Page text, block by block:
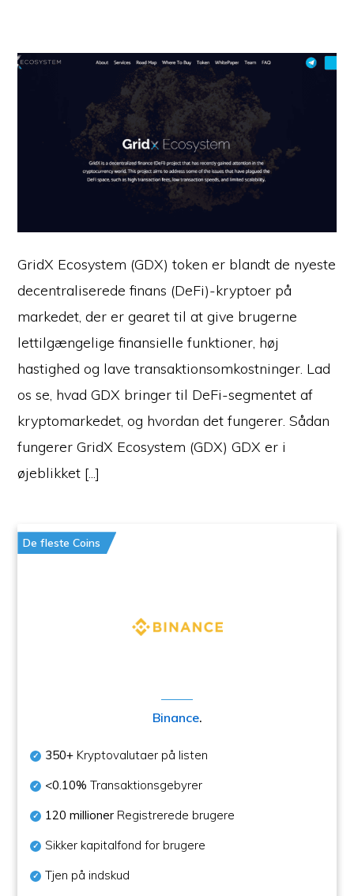
GridX Ecosystem (GDX) token er blandt de nyeste
decentraliserede finans (DeFi)-kryptoer på
markedet, der er gearet til at give brugerne
lettilgængelige finansielle funktioner, høj
hastighed og lave transaktionsomkostninger. Lad
os se, hvad GDX bringer til DeFi-segmentet af
kryptomarkedet, og hvordan det fungerer. Sådan
fungerer GridX Ecosystem (GDX) GDX er i
øjeblikket [...]
De fleste Coins
Binance.
350+ Kryptovalutaer på listen
<0.10% Transaktionsgebyrer
120 millioner Registrerede brugere
Sikker kapitalfond for brugere
Tjen på indskud